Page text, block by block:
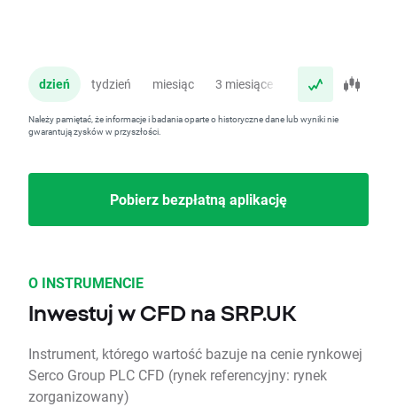
dzień tydzień miesiąc 3 miesiące rok
Należy pamiętać, że informacje i badania oparte o historyczne dane lub wyniki nie
gwarantują zysków w przyszłości.
Pobierz bezpłatną aplikację
O INSTRUMENCIE
Inwestuj w CFD na SRP.UK
Instrument, którego wartość bazuje na cenie rynkowej
Serco Group PLC CFD (rynek referencyjny: rynek
zorganizowany)